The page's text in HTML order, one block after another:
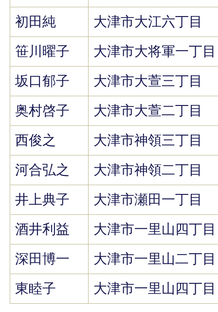
初田純
大津市大江六丁目
笹川曜子
大津市大将軍一丁目
坂口郁子
大津市大萱三丁目
奥村啓子
大津市大萱二丁目
西俊之
大津市神領三丁目
河合弘之
大津市神領二丁目
井上典子
大津市瀬田一丁目
酒井利益
大津市一里山四丁目
深田博一
大津市一里山二丁目
東睦子
大津市一里山四丁目